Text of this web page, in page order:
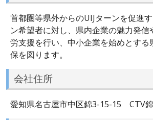
首都圏等県外からのUIJターンを促進
ン希望者に対し、県内企業の魅力発
労支援を行い、中小企業を始めとする
保を図ります。
会社住所
愛知県名古屋市中区錦3-15-15 CTV